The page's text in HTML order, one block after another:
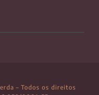
– Todos os direitos